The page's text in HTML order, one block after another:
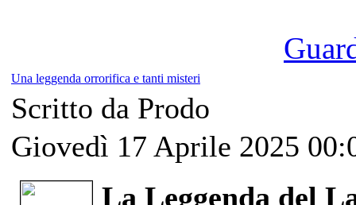
Una leggenda orrorifica e tanti misteri
Scritto da Prodo
Giovedì 17 Aprile 2025
La Leggenda del